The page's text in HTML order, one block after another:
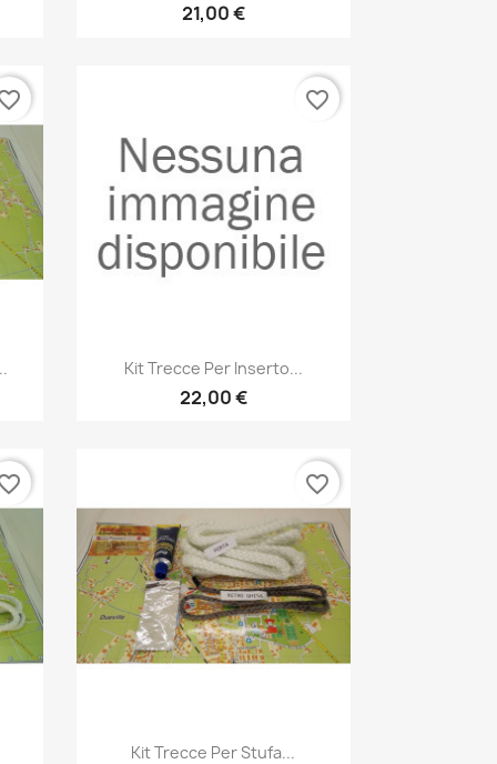
21,00 €
Anteprima
Kit Trecce Per Inserto...
22,00 €
favorite_border
Anteprima
Kit Trecce Per Stufa...
favorite_border